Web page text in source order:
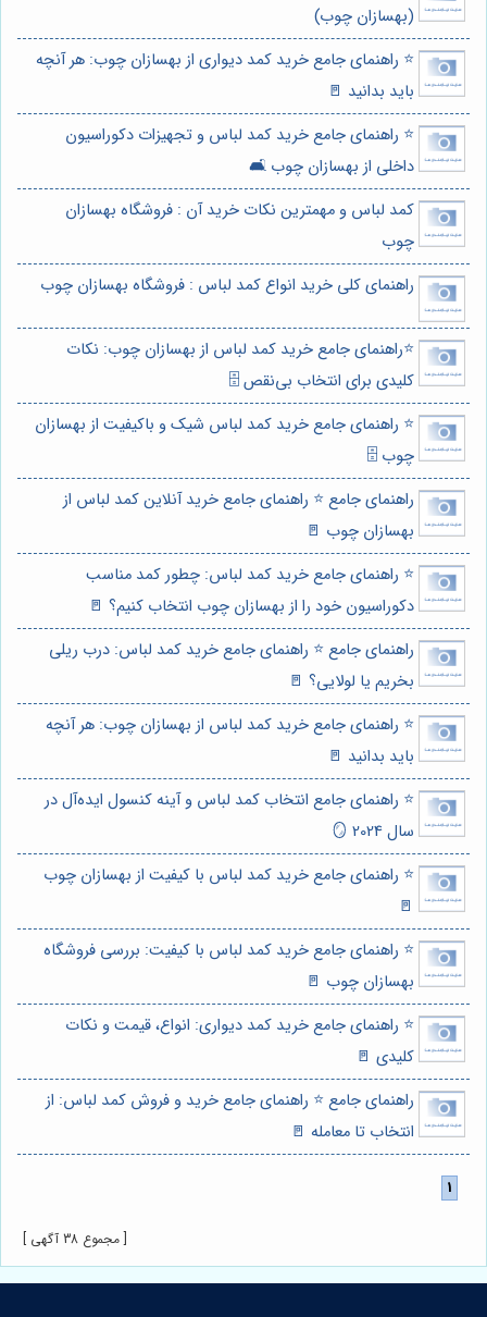
(بهسازان چوب)
⭐️ راهنمای جامع خرید کمد دیواری از بهسازان چوب: هر آنچه
باید بدانید 🚪
⭐️ راهنمای جامع خرید کمد لباس و تجهیزات دکوراسیون
داخلی از بهسازان چوب 🛋️
کمد لباس و مهمترین نکات خرید آن : فروشگاه بهسازان
چوب
راهنمای کلی خرید انواع کمد لباس : فروشگاه بهسازان چوب
⭐️راهنمای جامع خرید کمد لباس از بهسازان چوب: نکات
کلیدی برای انتخاب بی‌نقص 🗄️
⭐️ راهنمای جامع خرید کمد لباس شیک و باکیفیت از بهسازان
چوب 🗄️
راهنمای جامع ⭐️ راهنمای جامع خرید آنلاین کمد لباس از
بهسازان چوب 🚪
⭐️ راهنمای جامع خرید کمد لباس: چطور کمد مناسب
دکوراسیون خود را از بهسازان چوب انتخاب کنیم؟ 🚪
راهنمای جامع ⭐️ راهنمای جامع خرید کمد لباس: درب ریلی
بخریم یا لولایی؟ 🚪
⭐️ راهنمای جامع خرید کمد لباس از بهسازان چوب: هر آنچه
باید بدانید 🚪
⭐️ راهنمای جامع انتخاب کمد لباس و آینه کنسول ایده‌آل در
سال 2024 🪞
⭐️ راهنمای جامع خرید کمد لباس با کیفیت از بهسازان چوب
🚪
⭐️ راهنمای جامع خرید کمد لباس با کیفیت: بررسی فروشگاه
بهسازان چوب 🚪
⭐️ راهنمای جامع خرید کمد دیواری: انواع، قیمت و نکات
کلیدی 🚪
راهنمای جامع ⭐️ راهنمای جامع خرید و فروش کمد لباس: از
انتخاب تا معامله 🚪
[ مجموع 38 آگهی ]